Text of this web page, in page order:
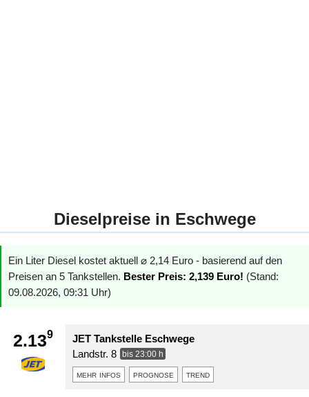
Dieselpreise in Eschwege
Ein Liter Diesel kostet aktuell ⌀ 2,14 Euro - basierend auf den
Preisen an 5 Tankstellen. Bester Preis: 2,139 Euro! (Stand:
09.08.2026, 09:31 Uhr)
2.139
JET Tankstelle Eschwege
Landstr. 8
bis 23:00 h
mehr infos prognose trend